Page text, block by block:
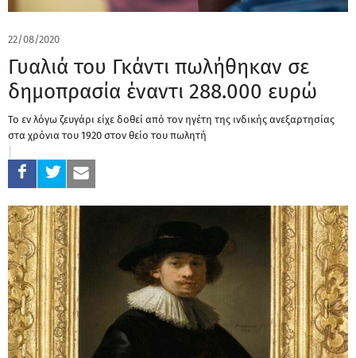
22/08/2020
Γυαλιά του Γκάντι πωλήθηκαν σε
δημοπρασία έναντι 288.000 ευρώ
Το εν λόγω ζευγάρι είχε δοθεί από τον ηγέτη της ινδικής ανεξαρτησίας
στα χρόνια του 1920 στον θείο του πωλητή